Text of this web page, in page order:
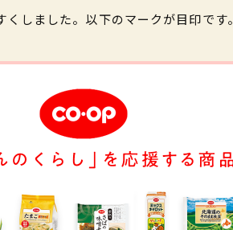
しました。以下のマークが目印です。